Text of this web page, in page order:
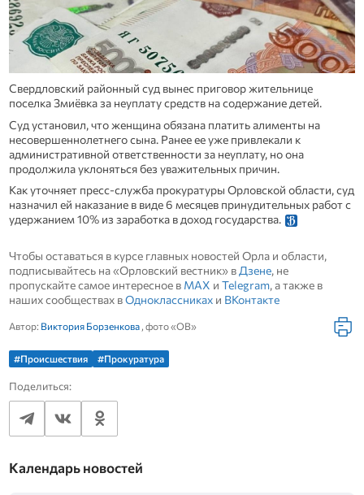
Свердловский районный суд вынес приговор жительнице
поселка Змиёвка за неуплату средств на содержание детей.
Суд установил, что женщина обязана платить алименты на
несовершеннолетнего сына. Ранее ее уже привлекали к
административной ответственности за неуплату, но она
продолжила уклоняться без уважительных причин.
Как уточняет пресс-служба прокуратуры Орловской области, суд
назначил ей наказание в виде 6 месяцев принудительных работ с
удержанием 10% из заработка в доход государства.
Чтобы оставаться в курсе главных новостей Орла и области,
подписывайтесь на «Орловский вестник» в Дзене, не
пропускайте самое интересное в MAX и Telegram, а также в
наших сообществах вОдноклассникахи ВКонтакте
Автор: Виктория Борзенкова, фото «ОВ»
#Происшествия #Прокуратура
Поделиться:
Календарь новостей